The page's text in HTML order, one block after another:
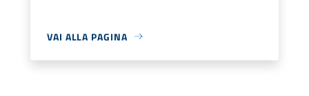
VAI ALLA PAGINA